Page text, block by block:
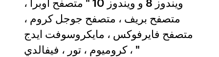
متصفح بريف ، متصفح جوجل كروم ،
متصفح فايرفوكس ، مايكروسوفت ايدج
، كروميوم ، تور ، فيفالدي "